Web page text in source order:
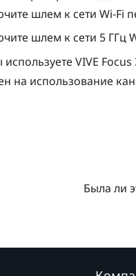
шлем к сети Wi‍-Fi
шлем к сети 5 ГГц
используете VIVE Focus
на использование
Была ли